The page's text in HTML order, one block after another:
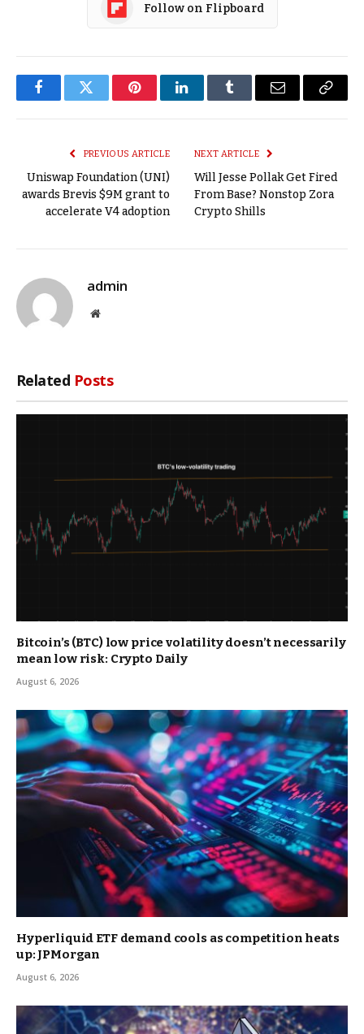
Follow on Flipboard
FacebookTwitter PinterestLinkedInTumblr Email
Copy
PREVIOUS ARTICLE
Uniswap Foundation (UNI)
awards Brevis $9M grant to
accelerate V4 adoption
NEXT ARTICLE
Will Jesse Pollak Get Fired
From Base? Nonstop Zora
Crypto Shills
admin
Website
Related Posts
Bitcoin’s (BTC) low price volatility doesn’t necessarily
mean low risk: Crypto Daily
August 6, 2026
Hyperliquid ETF demand cools as competition heats
up: JPMorgan
August 6, 2026